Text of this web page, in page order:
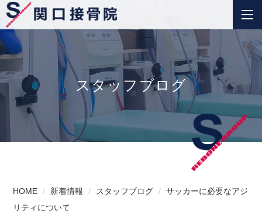
スタッフブログ
HOME 新着情報 スタッフブログ
サッカーに必要なアジ
リティについて